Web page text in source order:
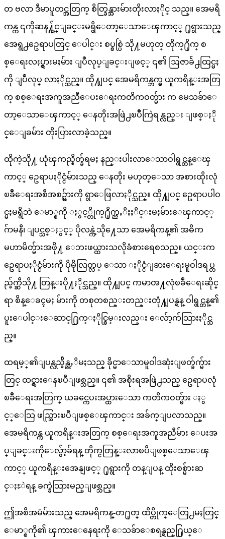
တ ဗလာ ဒီမာပူတင္အတြက္ စိတ္ခြန္အားမ်ားတိုးလာႏိုင္ သည္။ အေမရိ
ကန္က ၎ကိုဆန႔္က်င္ျခင္းမရွိေတာ့ေသာေၾကာင့္ ႐ုရွားသည္
အေရွ႕ဥေရာပတြင္ ေပါင္း စပ္စစ္ပြဲ သို႔မဟုတ္ တိုက္႐ိုက္ စ
စ္ေရးလႈပ္ရွားမႈမ်ား ျပဳလုပ္ျခင္းျဖင့္ ၎၏ ဩဇာခ်ဲ႕ထြင္မႈ
ကို ျပဳလုပ္ လာႏိုင္သည္။ ထို႔ျပင္ အေမရိကန္ဘက္မွ ယူကရိန္းအတြ
က္ စစ္ေရးအကူအညီေပးေရးကတိကဝတ္မ်ား က မေသခ်ာေ
တာ့ေသာေၾကာင့္ ေနတိုးအဖြဲ႕ၿပိဳကြဲရန္လည္း ျဖစ္ႏို
င္ေျခမ်ား တိုးပြားလာခဲ့သည္။
ထိုကဲ့သို႔ ယုံၾကည္စိတ္ခ်ရမႈ နည္းပါးလာေသာဝါရွင္တန္ေၾ
ကာင့္ ဥေရာပႏိုင္ငံမ်ားသည္ ေနတိုး မဟုတ္ေသာ အစားထိုးလုံ
ၿခဳံေရးအစီအစဥ္မ်ားကို ရွာေဖြလာႏိုင္သည္။ ထို႔ျပင္ ဥေရာပပါဝ
င္မႈမရွိဘဲ ေမာ္စကို ႏွင့္တိုက္႐ိုက္ညႇိႏႈိင္းမႈမ်ားေၾကာင့္
ဂ်ာမနီ၊ ျပင္သစ္ႏွင့္ ပိုလန္ကဲ့သို႔ေသာ အေမရိကန္၏ အဓိက
မဟာမိတ္မ်ားအဖို႔ ေဘးဖယ္ထားသလိုခံစားရေစသည္။ ယင္းက
ဥေရာပႏိုင္ငံမ်ားကို ပိုမိုလြတ္လပ္ ေသာ ႏိုင္ငံျခားေရးမူဝါဒရပ္တ
ည္ခ်က္ဆီသို႔ တြန္းပို႔ႏိုင္သည္။ ထို႔ျပင္ ကမာၻ႔လုံၿခဳံေရးဆိုင္
ရာ စိန္ေခၚမႈ မ်ားကို တစုတစည္းတည္းတုံ႔ျပန္ရန္ ဝါရွင္တန္၏
ပူးေပါင္းေဆာင္႐ြက္ႏိုင္စြမ္းလည္း ေလ်ာ့က်သြားႏိုင္သ
ည္။
ထရမ့္၏ျပန္လည္ခ်ိန္ညႇိမႈသည္ ခိုင္မာေသာမူဝါဒဆုံးျဖတ္ခ်က္မ်ား
တြင္ ထင္ရွားေနၿပီျဖစ္သည္။ ၎၏ အစိုးရအဖြဲ႕သည္ ဥေရာပလုံ
ၿခဳံေရးအတြက္ ယခင္ကေပးအပ္ထားေသာ ကတိကဝတ္မ်ား ႏွ
င့္ေသြ ဖည္သြားၿပီျဖစ္ေၾကာင္း အခ်က္ျပလာသည္။
အေမရိကန္က ယူကရိန္းအတြက္ စစ္ေရးအကူအညီမ်ား ေပးအ
ပ္ျခင္းကိုေလွ်ာ့ခ်ရန္ တိုက္ငတြန္းလာၿပီျဖစ္ေသာေၾ
ကာင့္ ယူကရိန္းအေနျဖင့္ ႐ုရွားကို တန္ျပန္ ထိုးစစ္မ်ားဆ
င္ႏႊဲရန္ ခက္ခဲသြားမည္ျဖစ္သည္။
ဤအစီအမံမ်ားသည္ အေမရိကန္-တ႐ုတ္ ထိပ္တိုက္ေတြ႕မႈတြင္
ေမာ္စကို၏ ၾကားေနေရးကို ေသခ်ာေစရန္ရည္႐ြယ္ေ